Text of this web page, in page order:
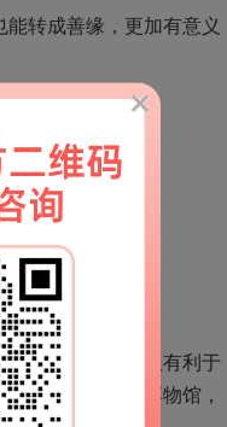
转成善缘，更加有意义
质的人际交往不但有利于
散散步，参观博物馆，